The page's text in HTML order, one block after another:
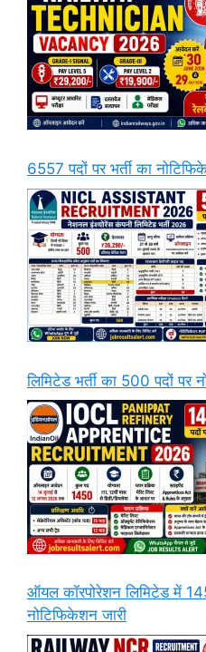
6557 पदों पर भर्ती का
लिमिटेड भर्ती का 500 पदों
ऑयल कॉरपोरेशन लिमिटेड में
नोटिफिकेशन जारी